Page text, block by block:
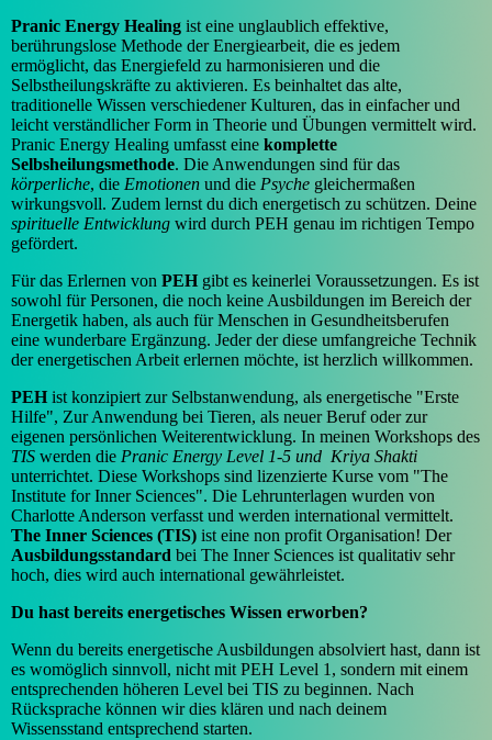
Pranic Energy Healing ist eine unglaublich effektive,
berührungslose Methode der Energiearbeit, die es jedem
ermöglicht, das Energiefeld zu harmonisieren und die
Selbstheilungskräfte zu aktivieren. Es beinhaltet das alte,
traditionelle Wissen verschiedener Kulturen, das in einfacher und
leicht verständlicher Form in Theorie und Übungen vermittelt wird.
Pranic Energy Healing umfasst eine komplette
Selbsheilungsmethode. Die Anwendungen sind für das
körperliche, die Emotionen und die Psyche gleichermaßen
wirkungsvoll. Zudem lernst du dich energetisch zu schützen. Deine
spirituelle Entwicklung wird durch PEH genau im richtigen Tempo
gefördert.
Für das Erlernen von PEH gibt es keinerlei Voraussetzungen. Es ist
sowohl für Personen, die noch keine Ausbildungen im Bereich der
Energetik haben, als auch für Menschen in Gesundheitsberufen
eine wunderbare Ergänzung. Jeder der diese umfangreiche Technik
der energetischen Arbeit erlernen möchte, ist herzlich willkommen.
PEH ist konzipiert zur Selbstanwendung, als energetische "Erste
Hilfe", Zur Anwendung bei Tieren, als neuer Beruf oder zur
eigenen persönlichen Weiterentwicklung. In meinen Workshops des
TIS werden die Pranic Energy Level 1-5 und Kriya Shakti
unterrichtet. Diese Workshops sind lizenzierte Kurse vom "The
Institute for Inner Sciences". Die Lehrunterlagen wurden von
Charlotte Anderson verfasst und werden international vermittelt.
The Inner Sciences (TIS) ist eine non profit Organisation! Der
Ausbildungsstandard bei The Inner Sciences ist qualitativ sehr
hoch, dies wird auch international gewährleistet.
Du hast bereits energetisches Wissen erworben?
Wenn du bereits energetische Ausbildungen absolviert hast, dann ist
es womöglich sinnvoll, nicht mit PEH Level 1, sondern mit einem
entsprechenden höheren Level bei TIS zu beginnen. Nach
Rücksprache können wir dies klären und nach deinem
Wissensstand entsprechend starten.